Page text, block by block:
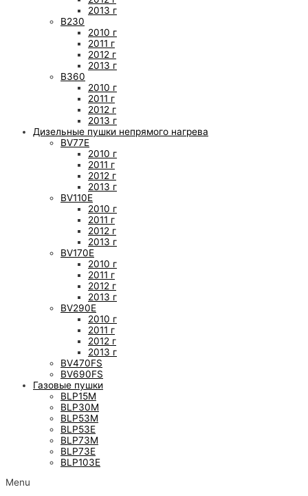
2013 г
B230
2010 г
2011 г
2012 г
2013 г
B360
2010 г
2011 г
2012 г
2013 г
Дизельные пушки непрямого нагрева
BV77E
2010 г
2011 г
2012 г
2013 г
BV110E
2010 г
2011 г
2012 г
2013 г
BV170E
2010 г
2011 г
2012 г
2013 г
BV290E
2010 г
2011 г
2012 г
2013 г
BV470FS
BV690FS
Газовые пушки
BLP15M
BLP30M
BLP53M
BLP53E
BLP73M
BLP73E
BLP103E
Menu